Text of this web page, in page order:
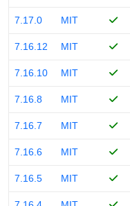
7.17.0 MIT
7.16.12 MIT
7.16.10 MIT
7.16.8 MIT
7.16.7 MIT
7.16.6 MIT
7.16.5 MIT